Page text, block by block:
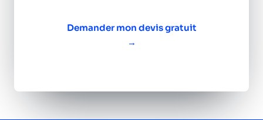
Demander mon devis gratuit
→